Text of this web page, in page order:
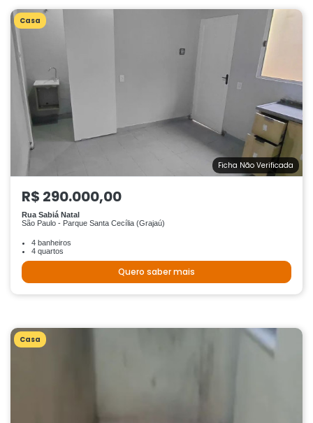
Casa
Ficha Não Verificada
R$ 290.000,00
Rua Sabiá Natal
São Paulo - Parque Santa Cecília (Grajaú)
4 banheiros
4 quartos
Quero saber mais
Casa